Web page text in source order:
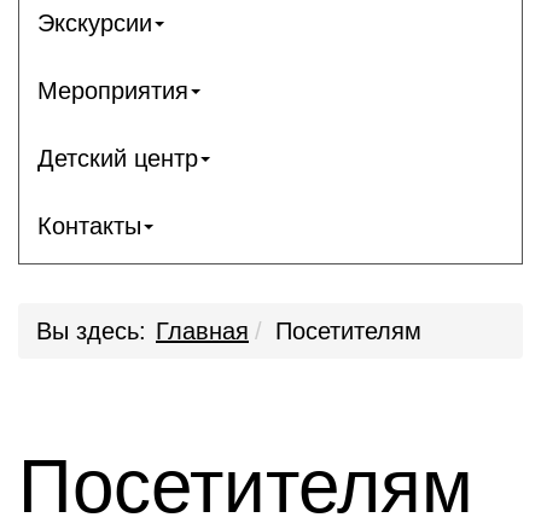
Экскурсии
Мероприятия
Детский центр
Контакты
Вы здесь: Главная Посетителям
Посетителям